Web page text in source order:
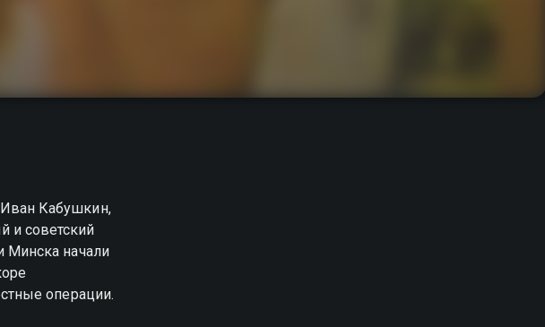
Кабушкин,
и советский
Минска начали
операции.